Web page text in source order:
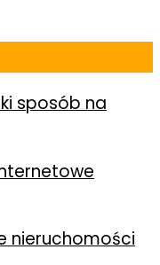
sposób na
nieruchomości